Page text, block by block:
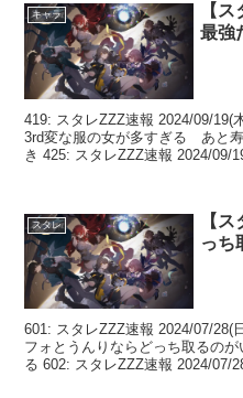
キャラ
【
最強
419: スタレZZZ速報 2024/09/19(
3rd変な服の女が多すぎる あと
き 425: スタレZZZ速報 2024/09/
スタレ
【
っち
601: スタレZZZ速報 2024/07/28(
フォとうんりならどっち取るの
る 602: スタレZZZ速報 2024/07/